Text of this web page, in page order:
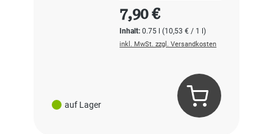
auf Lager
Inhalt:0.75 l(10,53 € / 1 l)
Regulärer Preis:
7,90 €
inkl. MwSt. zzgl. Versandkosten